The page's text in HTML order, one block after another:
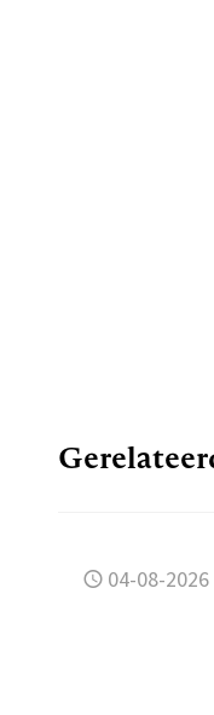
04-08-2026